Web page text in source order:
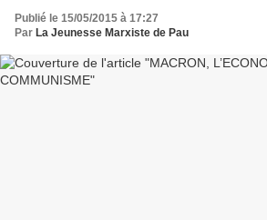
Publié le 15/05/2015 à 17:27
Par La Jeunesse Marxiste de Pau